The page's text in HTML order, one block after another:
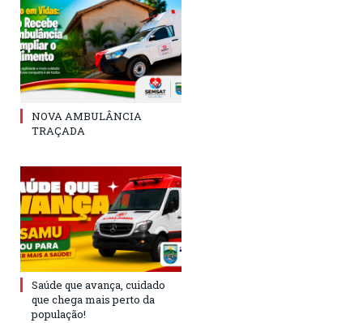
NOVA AMBULÂNCIA
TRAÇADA
Saúde que avança, cuidado
que chega mais perto da
população!